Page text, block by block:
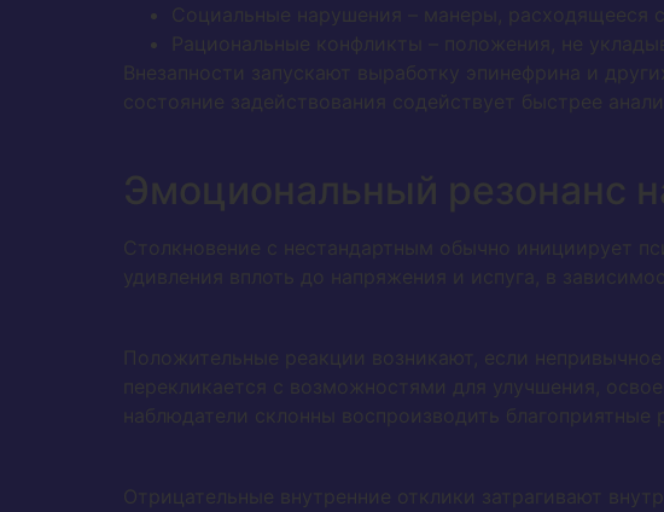
Социальные нарушения – манеры, расходящееся
Рациональные конфликты – положения, не
Внезапности запускают выработку эпинефрина и
состояние задействования содействует быстрее
Эмоциональный резонанс
Столкновение с нестандартным обычно инициирует
удивления вплоть до напряжения и испуга, в
Положительные реакции возникают, если
перекликается с возможностями для улучшения,
наблюдатели склонны воспроизводить
Отрицательные внутренние отклики затрагивают